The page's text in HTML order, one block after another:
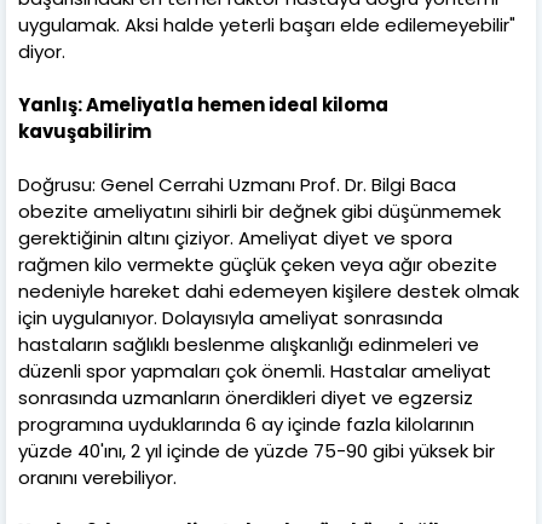
uygulamak. Aksi halde yeterli başarı elde edilemeyebilir"
diyor.
Yanlış: Ameliyatla hemen ideal kiloma
kavuşabilirim
Doğrusu: Genel Cerrahi Uzmanı Prof. Dr. Bilgi Baca
obezite ameliyatını sihirli bir değnek gibi düşünmemek
gerektiğinin altını çiziyor. Ameliyat diyet ve spora
rağmen kilo vermekte güçlük çeken veya ağır obezite
nedeniyle hareket dahi edemeyen kişilere destek olmak
için uygulanıyor. Dolayısıyla ameliyat sonrasında
hastaların sağlıklı beslenme alışkanlığı edinmeleri ve
düzenli spor yapmaları çok önemli. Hastalar ameliyat
sonrasında uzmanların önerdikleri diyet ve egzersiz
programına uyduklarında 6 ay içinde fazla kilolarının
yüzde 40'ını, 2 yıl içinde de yüzde 75-90 gibi yüksek bir
oranını verebiliyor.